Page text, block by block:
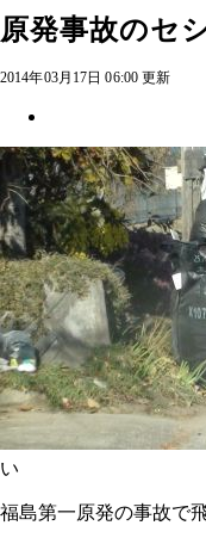
原発事故のセ
2014年03月17日 06:00 更新
い
福島第一原発の事故で